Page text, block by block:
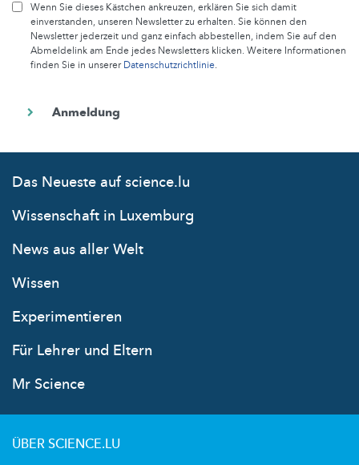
Wenn Sie dieses Kästchen ankreuzen, erklären Sie sich damit
einverstanden, unseren Newsletter zu erhalten. Sie können den
Newsletter jederzeit und ganz einfach abbestellen, indem Sie auf den
Abmeldelink am Ende jedes Newsletters klicken. Weitere Informationen
finden Sie in unsererDatenschutzrichtlinie.
Das Neueste auf science.lu
Wissenschaft in Luxemburg
News aus aller Welt
Wissen
Experimentieren
Für Lehrer und Eltern
Mr Science
ÜBER SCIENCE.LU